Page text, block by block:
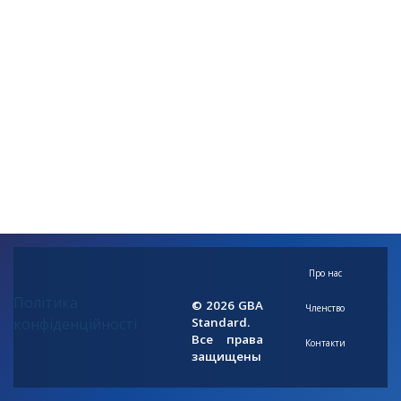
© 2026 GBA
Standard.
Все права
защищены
Про нас
Членство
Контакти